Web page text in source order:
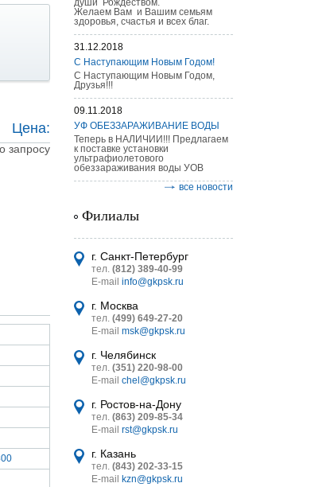
п
Цена:
запросу
души Рождеством.
Желаем Вам и Вашим семьям
здоровья, счастья и всех благ.
31.12.2018
С Наступающим Новым Годом!
С Наступающим Новым Годом,
Друзья!!!
09.11.2018
УФ ОБЕЗЗАРАЖИВАНИЕ ВОДЫ
Теперь в НАЛИЧИИ!!! Предлагаем
к поставке установки
ультрафиолетового
обеззараживания воды УОВ
все новости
Филиалы
г. Санкт-Петербург
тел. (812) 389-40-99
E-mail info@gkpsk.ru
г. Москва
тел. (499) 649-27-20
E-mail msk@gkpsk.ru
г. Челябинск
тел. (351) 220-98-00
E-mail chel@gkpsk.ru
г. Ростов-на-Дону
тел. (863) 209-85-34
E-mail rst@gkpsk.ru
г. Казань
тел. (843) 202-33-15
E-mail
kzn@gkpsk.ru